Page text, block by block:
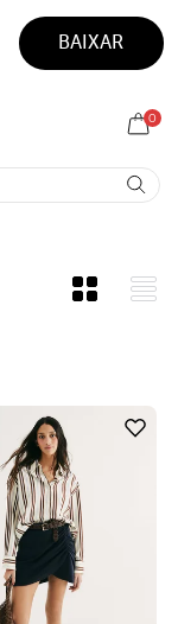
BAIXAR
0